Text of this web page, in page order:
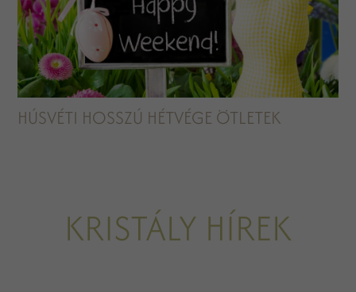
HÚSVÉTI HOSSZÚ HÉTVÉGE ÖTLETEK
KRISTÁLY HÍREK